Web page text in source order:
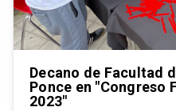
Decano de Facultad
Ponce en "Congreso
2023"